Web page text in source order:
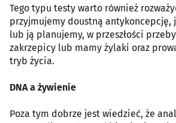
Tego typu testy warto również
przyjmujemy doustną antykoncepcję,
lub ją planujemy, w przeszłości
zakrzepicy lub mamy żylaki oraz
tryb życia.
DNA a żywienie
Poza tym dobrze jest wiedzieć, że